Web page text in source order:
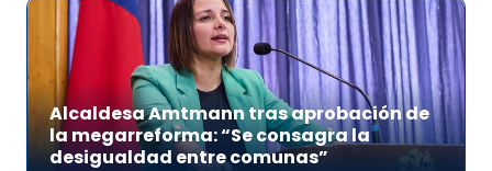
Alcaldesa Amtmann tras aprobación de
la megarreforma: “Se consagra la
desigualdad entre comunas”